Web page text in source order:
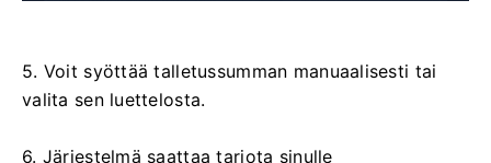
5. Voit syöttää talletussumman manuaalisesti tai
valita sen luettelosta.
6. Järjestelmä saattaa tarjota sinulle